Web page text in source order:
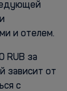
и отелем.
RUB за
зависит от
с